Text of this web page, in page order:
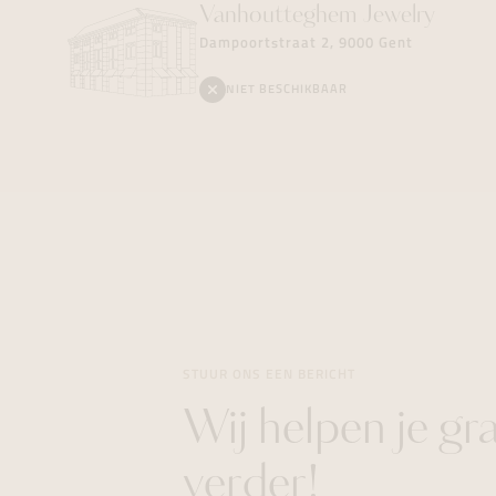
Vanhoutteghem Jewelry
Dampoortstraat 2, 9000 Gent
NIET BESCHIKBAAR
Wij helpen je